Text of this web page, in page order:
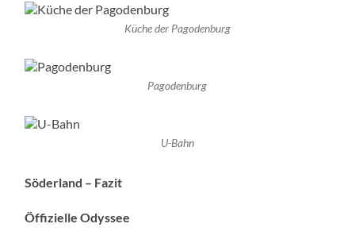
Küche der Pagodenburg
Pagodenburg
U-Bahn
Söderland – Fazit
Öffizielle Odyssee